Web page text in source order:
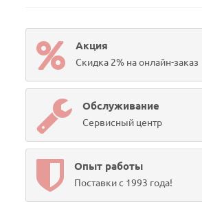
Акция
Скидка 2% на онлайн-заказ
Обслуживание
Сервисный центр
Опыт работы
Поставки с 1993 года!